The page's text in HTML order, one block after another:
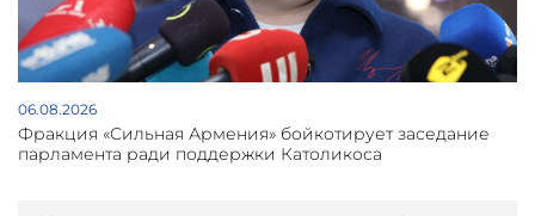
06.08.2026
Фракция «Сильная Армения» бойкотирует заседание
парламента ради поддержки Католикоса